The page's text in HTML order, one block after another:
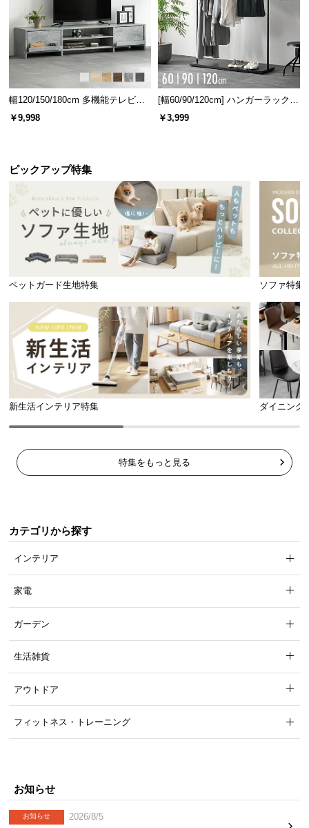
2層構造で芝葉を固定。葉の抜けにくい、高耐久な人
工芝に仕上げました。
当社プロトタイプ 当商品
1枚の基布に葉を編込んでいる
だけなので、葉が抜けやす
い。
葉が抜けにくく高
耐久です。
2層構造で葉の減りを防ぎます!
雨の日でも安心
裏面には水抜き穴が付いているため、水はけもバッ
チリ。雨でも水が溜まる心配はありません！
を軽減。キレイな緑色を長く楽しむことが出来ま
す。
幅120/150/180cm 多機能テレビボ
ード 木目/石目調 オープン収納・
引き出し収納付き
￥9,998
[幅60/90/120cm] ハンガーラック
スチール 4段階高さ調節 サイドフ
ック オープンラック シンプル
￥3,999
ピックアップ特集
ペットガード生地特集 ソファ特集
新生活インテリア特集 ダイニング
特集をもっと見る
カテゴリから探す
インテリア
家電
ガーデン
生活雑貨
アウトドア
フィットネス・トレーニング
お知らせ
お知らせ
2026/8/5